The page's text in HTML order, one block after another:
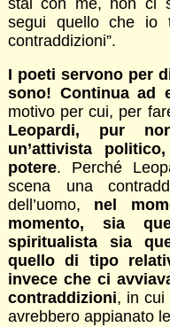
segui quello che io
contraddizioni”.
I poeti servono per
sono! Continua ad
motivo per cui, per
Leopardi, pur
un’attivista
potere. Perché
scena una
dell’uomo, nel
momento, sia
spiritualista sia
quello di tipo
invece che ci
contraddizioni, in cui
avrebbero appianato